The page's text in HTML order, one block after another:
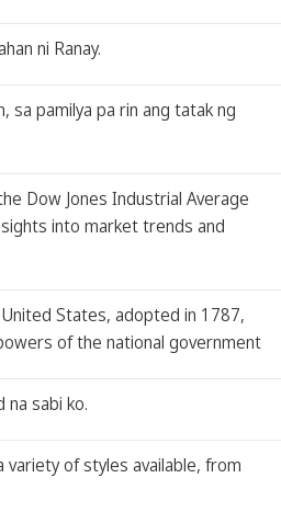
ni Ranay.
sa pamilya pa rin ang tatak ng
Dow Jones Industrial Average
into market trends and
States, adopted in 1787,
of the national government
na sabi ko.
variety of styles available, from